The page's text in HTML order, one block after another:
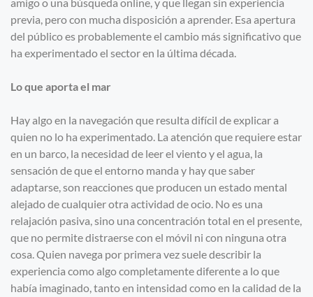
amigo o una búsqueda online, y que llegan sin experiencia
previa, pero con mucha disposición a aprender. Esa apertura
del público es probablemente el cambio más significativo que
ha experimentado el sector en la última década.
Lo que aporta el mar
Hay algo en la navegación que resulta difícil de explicar a
quien no lo ha experimentado. La atención que requiere estar
en un barco, la necesidad de leer el viento y el agua, la
sensación de que el entorno manda y hay que saber
adaptarse, son reacciones que producen un estado mental
alejado de cualquier otra actividad de ocio. No es una
relajación pasiva, sino una concentración total en el presente,
que no permite distraerse con el móvil ni con ninguna otra
cosa. Quien navega por primera vez suele describir la
experiencia como algo completamente diferente a lo que
había imaginado, tanto en intensidad como en la calidad de la